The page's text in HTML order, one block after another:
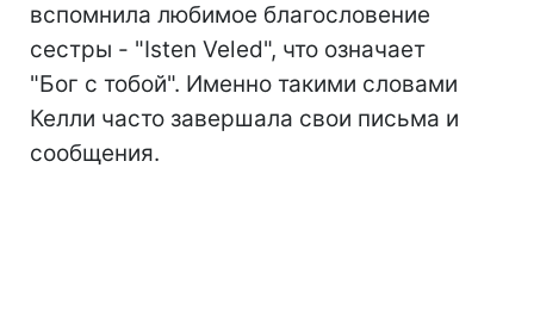
вспомнила любимое благословение
сестры - "Isten Veled", что означает
"Бог с тобой". Именно такими словами
Келли часто завершала свои письма и
сообщения.